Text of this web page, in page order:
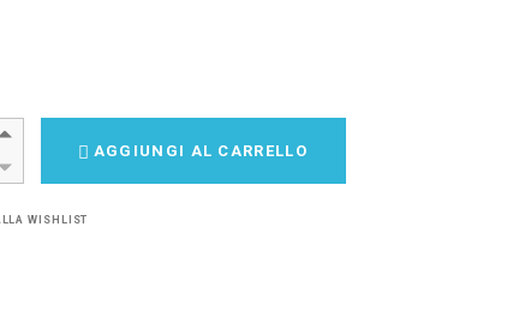
COMEDOMED PEELING CREMA INTENSIVA
AGGIUNGI AL CARRELLO
WISHLIST